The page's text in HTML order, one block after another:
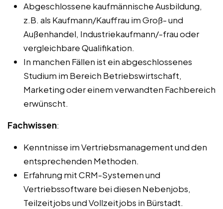
Abgeschlossene kaufmännische Ausbildung,
z.B. als Kaufmann/Kauffrau im Groß- und
Außenhandel, Industriekaufmann/-frau oder
vergleichbare Qualifikation.
In manchen Fällen ist ein abgeschlossenes
Studium im Bereich Betriebswirtschaft,
Marketing oder einem verwandten Fachbereich
erwünscht.
Fachwissen:
Kenntnisse im Vertriebsmanagement und den
entsprechenden Methoden.
Erfahrung mit CRM-Systemen und
Vertriebssoftware bei diesen Nebenjobs,
Teilzeitjobs und Vollzeitjobs in Bürstadt.